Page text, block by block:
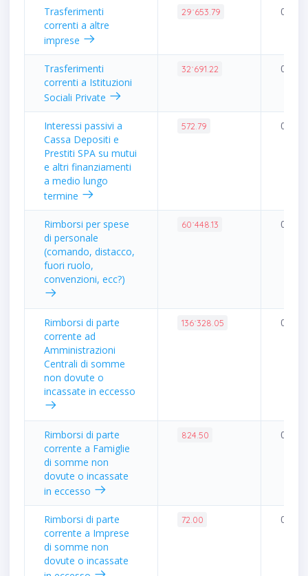
Trasferimenti
correnti a altre
imprese
29˙653.79 0.07%
Trasferimenti
correnti a Istituzioni
Sociali Private
32˙691.22 0.08%
Interessi passivi a
Cassa Depositi e
Prestiti SPA su mutui
e altri finanziamenti
a medio lungo
termine
572.79 0.00%
Rimborsi per spese
di personale
(comando, distacco,
fuori ruolo,
convenzioni, ecc?)
60˙448.13 0.14%
Rimborsi di parte
corrente ad
Amministrazioni
Centrali di somme
non dovute o
incassate in eccesso
136˙328.05 0.32%
Rimborsi di parte
corrente a Famiglie
di somme non
dovute o incassate
in eccesso
824.50 0.00%
Rimborsi di parte
corrente a Imprese
di somme non
dovute o incassate
72.00 0.00%